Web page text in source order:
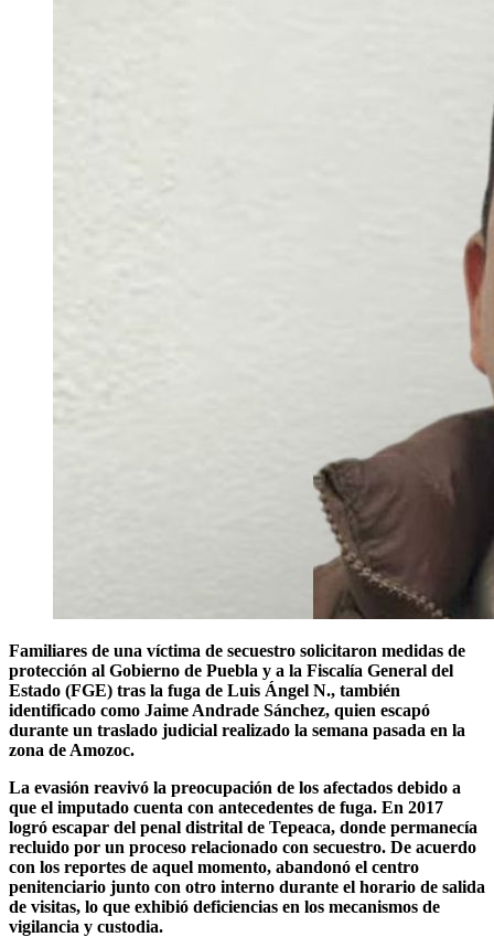
Familiares de una víctima de secuestro solicitaron medidas de
protección al Gobierno de Puebla y a la Fiscalía General del
Estado (FGE) tras la fuga de Luis Ángel N., también
identificado como Jaime Andrade Sánchez, quien escapó
durante un traslado judicial realizado la semana pasada en la
zona de Amozoc.
La evasión reavivó la preocupación de los afectados debido a
que el imputado cuenta con antecedentes de fuga. En 2017
logró escapar del penal distrital de Tepeaca, donde permanecía
recluido por un proceso relacionado con secuestro. De acuerdo
con los reportes de aquel momento, abandonó el centro
penitenciario junto con otro interno durante el horario de salida
de visitas, lo que exhibió deficiencias en los mecanismos de
vigilancia y custodia.